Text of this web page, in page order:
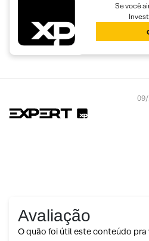
Se você
09/
Avaliação
O quão foi útil este conteúdo pra